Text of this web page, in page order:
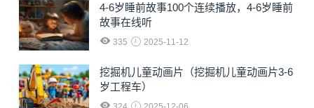
4-6岁睡前故事100个连续播放，4-6岁睡前
故事在线听
335 2025-11-12
挖掘机儿童动画片（挖掘机儿童动画片3-6
岁工程车）